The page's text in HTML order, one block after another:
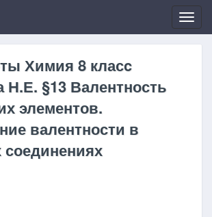
Химия 8 класc
Н.Е. §13 Валентность
элементов.
валентности в